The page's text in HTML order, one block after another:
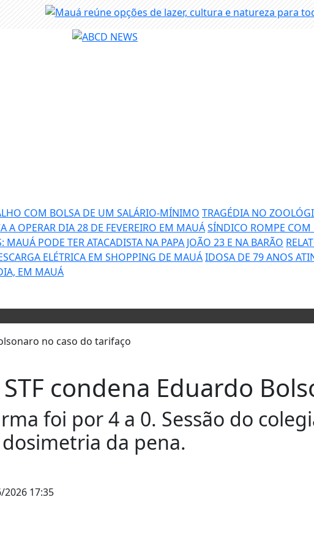
COM BOLSA DE UM SALÁRIO-MÍNIMO TRAGÉDIA NO
A OPERAR DIA 28 DE FEVEREIRO EM MAUÁSÍNDICO ROMPE COM
MAUÁ PODE TER ATACADISTA NA PAPA JOÃO 23 E NA BARÃO
ELÉTRICA EM SHOPPING DE MAUÁIDOSA DE 79 ANOS
EM MAUÁ
condena Eduardo
foi por 4 a 0. Sessão do
da pena.
2026 17:35